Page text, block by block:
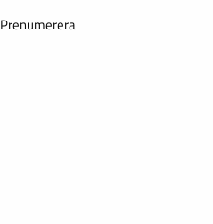
Prenumerera